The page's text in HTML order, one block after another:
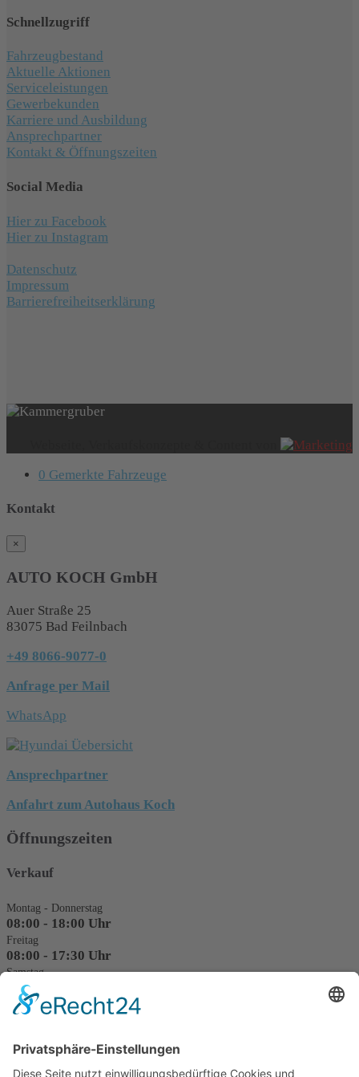
Schnellzugriff
Fahrzeugbestand
Aktuelle Aktionen
Serviceleistungen
Gewerbekunden
Karriere und Ausbildung
Ansprechpartner
Kontakt & Öffnungszeiten
Social Media
Hier zu Facebook
Hier zu Instagram
Datenschutz
Impressum
Barrierefreiheitserklärung
0 Gemerkte Fahrzeuge
Kontakt
×
AUTO KOCH GmbH
Auer Straße 25
83075 Bad Feilnbach
+49 8066-9077-0
Anfrage per Mail
WhatsApp
Ansprechpartner
Anfahrt zum Autohaus Koch
Öffnungszeiten
Verkauf
Montag - Donnerstag
08:00 - 18:00 Uhr
Freitag
08:00 - 17:30 Uhr
Samstag
09:00 - 12:00 Uhr
Probefahrt und Beratung nach Vereinbarung
Montag - Donnerstag